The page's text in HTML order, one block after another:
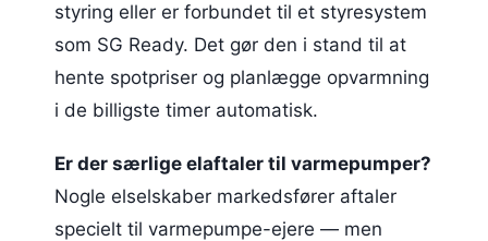
styring eller er forbundet til et styresystem
som SG Ready. Det gør den i stand til at
hente spotpriser og planlægge opvarmning
i de billigste timer automatisk.
Er der særlige elaftaler til varmepumper?
Nogle elselskaber markedsfører aftaler
specielt til varmepumpe-ejere — men